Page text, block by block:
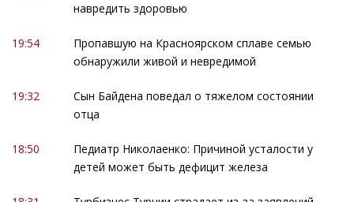
навредить здоровью
19:54
Пропавшую на Красноярском сплаве семью
обнаружили живой и невредимой
19:32
Сын Байдена поведал о тяжелом состоянии
отца
18:50
Педиатр Николаенко: Причиной усталости у
детей может быть дефицит железа